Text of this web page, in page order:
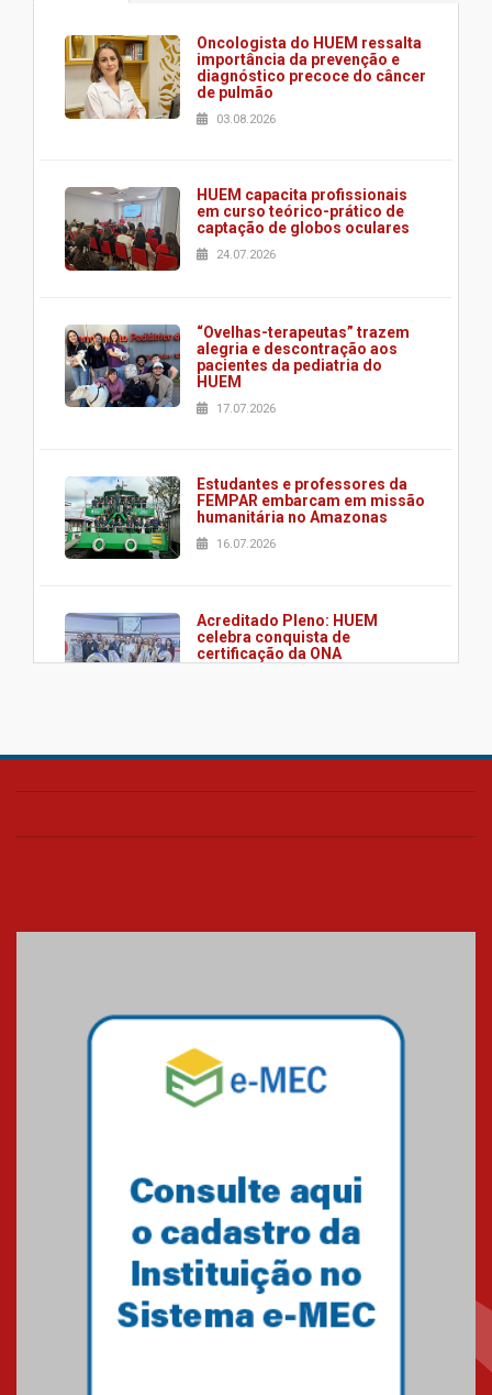
Oncologista do HUEM ressalta
importância da prevenção e
diagnóstico precoce do câncer
de pulmão
03.08.2026
HUEM capacita profissionais
em curso teórico-prático de
captação de globos oculares
24.07.2026
“Ovelhas-terapeutas” trazem
alegria e descontração aos
pacientes da pediatria do
HUEM
17.07.2026
Estudantes e professores da
FEMPAR embarcam em missão
humanitária no Amazonas
16.07.2026
Acreditado Pleno: HUEM
celebra conquista de
certificação da ONA
HUEM é o primeiro hospital do
UTI's inteligentes
referência mundial em
Pós-Asco: evento do HUEM
debate novidades sobre
estudos e tratamentos contra
o câncer
MackPesquisa 2026 prorroga
inscrições até 14 de agosto
15.06.2026